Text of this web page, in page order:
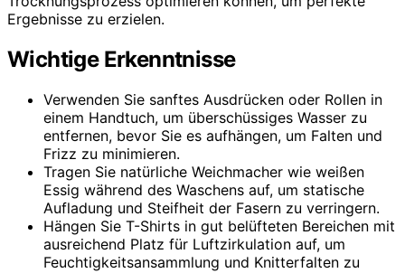
Ergebnisse zu erzielen.
Wichtige Erkenntnisse
Verwenden Sie sanftes Ausdrücken oder Rollen in
einem Handtuch, um überschüssiges Wasser zu
entfernen, bevor Sie es aufhängen, um Falten und
Frizz zu minimieren.
Tragen Sie natürliche Weichmacher wie weißen
Essig während des Waschens auf, um statische
Aufladung und Steifheit der Fasern zu verringern.
Hängen Sie T-Shirts in gut belüfteten Bereichen mit
ausreichend Platz für Luftzirkulation auf, um
Feuchtigkeitsansammlung und Knitterfalten zu